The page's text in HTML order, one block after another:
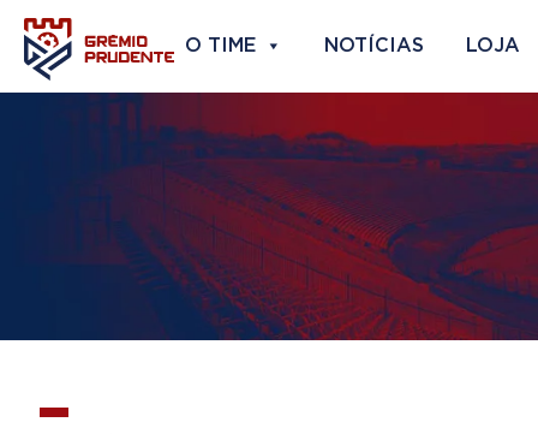
O TIME NOTÍCIAS LOJA